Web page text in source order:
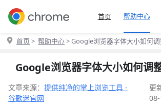
首页 帮助中心
首页 > 帮助中心> Google浏览器字体大小如何
Google浏览器字体大小如何调
文章来源： 提供纯净的掌上浏览工具 -
谷歌迷官网
更